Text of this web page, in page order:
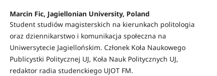
Marcin Fic, Jagiellonian University, Poland
Student studiów magisterskich na kierunkach politologia
oraz dziennikarstwo i komunikacja społeczna na
Uniwersytecie Jagiellońskim. Członek Koła Naukowego
Publicystki Politycznej UJ, Koła Nauk Politycznych UJ,
redaktor radia studenckiego UJOT FM.